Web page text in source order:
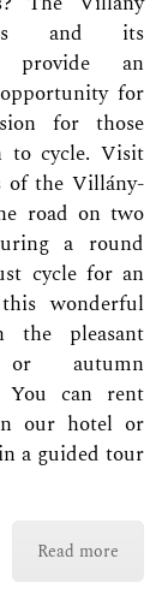
and its
provide an
for
for those
to cycle. Visit
of the Villány-
road on two
a round
cycle for an
wonderful
the pleasant
autumn
You can rent
our hotel or
a guided tour
Read more